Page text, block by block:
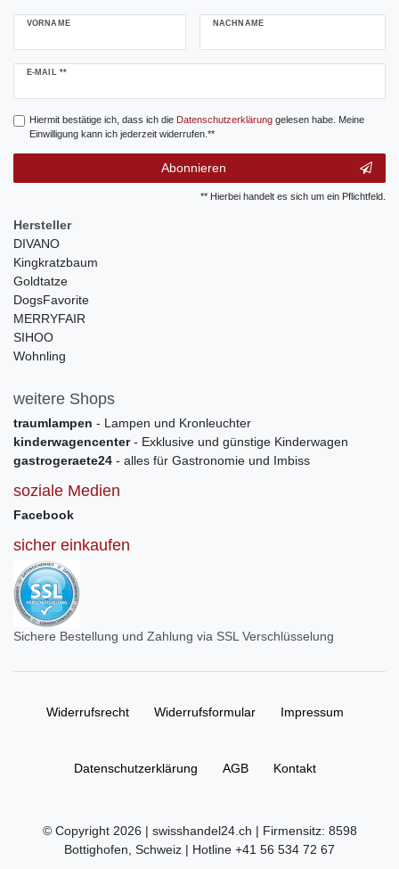
VORNAME NACHNAME
E-MAIL **
Newsletter
Hiermit bestätige ich, dass ich die Daten­schutz­erklärunggelesen habe. Meine
Einwilligung kann ich jederzeit widerrufen.**
Abonnieren
** Hierbei handelt es sich um ein Pflichtfeld.
Hersteller
DIVANO
Kingkratzbaum
Goldtatze
DogsFavorite
MERRYFAIR
SIHOO
Wohnling
weitere Shops
traumlampen - Lampen und Kronleuchter
kinderwagencenter- Exklusive und günstige Kinderwagen
gastrogeraete24 - alles für Gastronomie und Imbiss
soziale Medien
Facebook
sicher einkaufen
Sichere Bestellung und Zahlung via SSL Verschlüsselung
Widerrufs­recht Widerrufs­formular Impressum
Daten­schutz­erklärung AGB Kontakt
© Copyright 2026 | swisshandel24.ch | Firmensitz: 8598
Bottighofen, Schweiz | Hotline +41 56 534 72 67